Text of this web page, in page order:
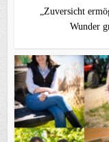
„Zuversicht
Wunder